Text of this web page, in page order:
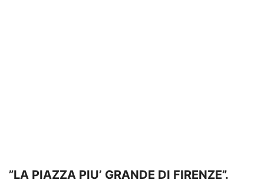
”LA PIAZZA PIU’ GRANDE DI FIRENZE”.